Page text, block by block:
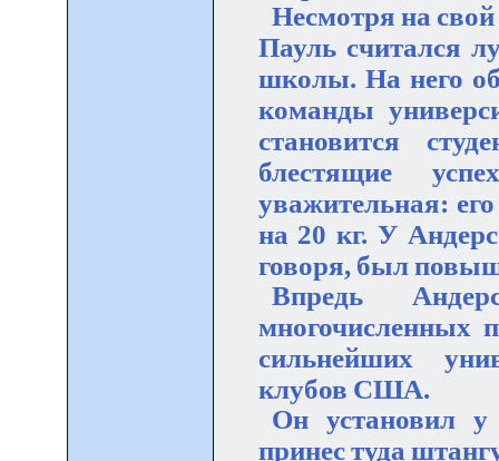
Несмотря на свой
Пауль считался
школы. На него
команды
становится
блестящие
уважительная:
на 20 кг. У
говоря, был
Впредь
многочисленных
сильнейших
клубов США.
Он установил у
принес туда